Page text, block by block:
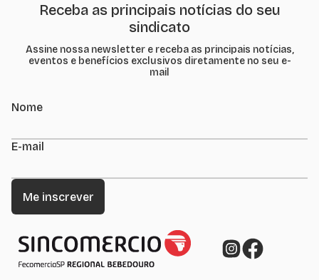
Receba as principais notícias do seu
sindicato
Assine nossa newsletter e receba as principais notícias,
eventos e benefícios exclusivos diretamente no seu e-
mail
Nome
E-mail